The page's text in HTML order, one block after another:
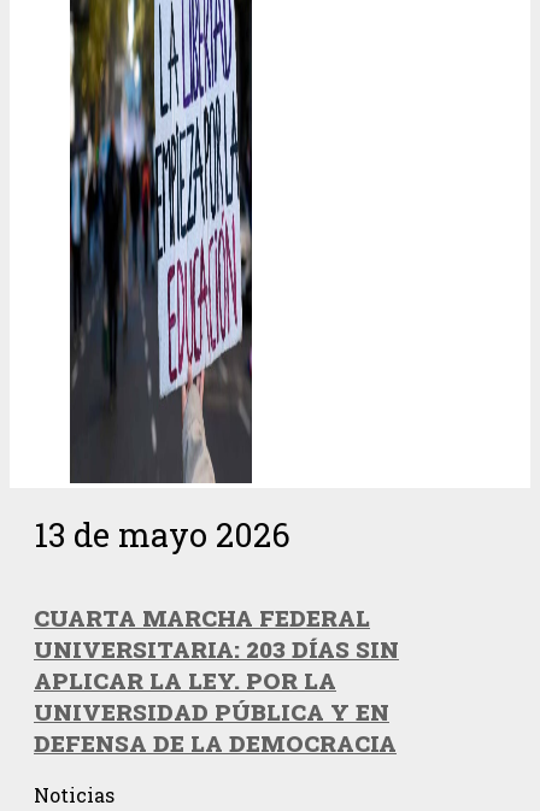
13 de mayo 2026
CUARTA MARCHA FEDERAL
UNIVERSITARIA: 203 DÍAS SIN
APLICAR LA LEY. POR LA
UNIVERSIDAD PÚBLICA Y EN
DEFENSA DE LA DEMOCRACIA
Noticias